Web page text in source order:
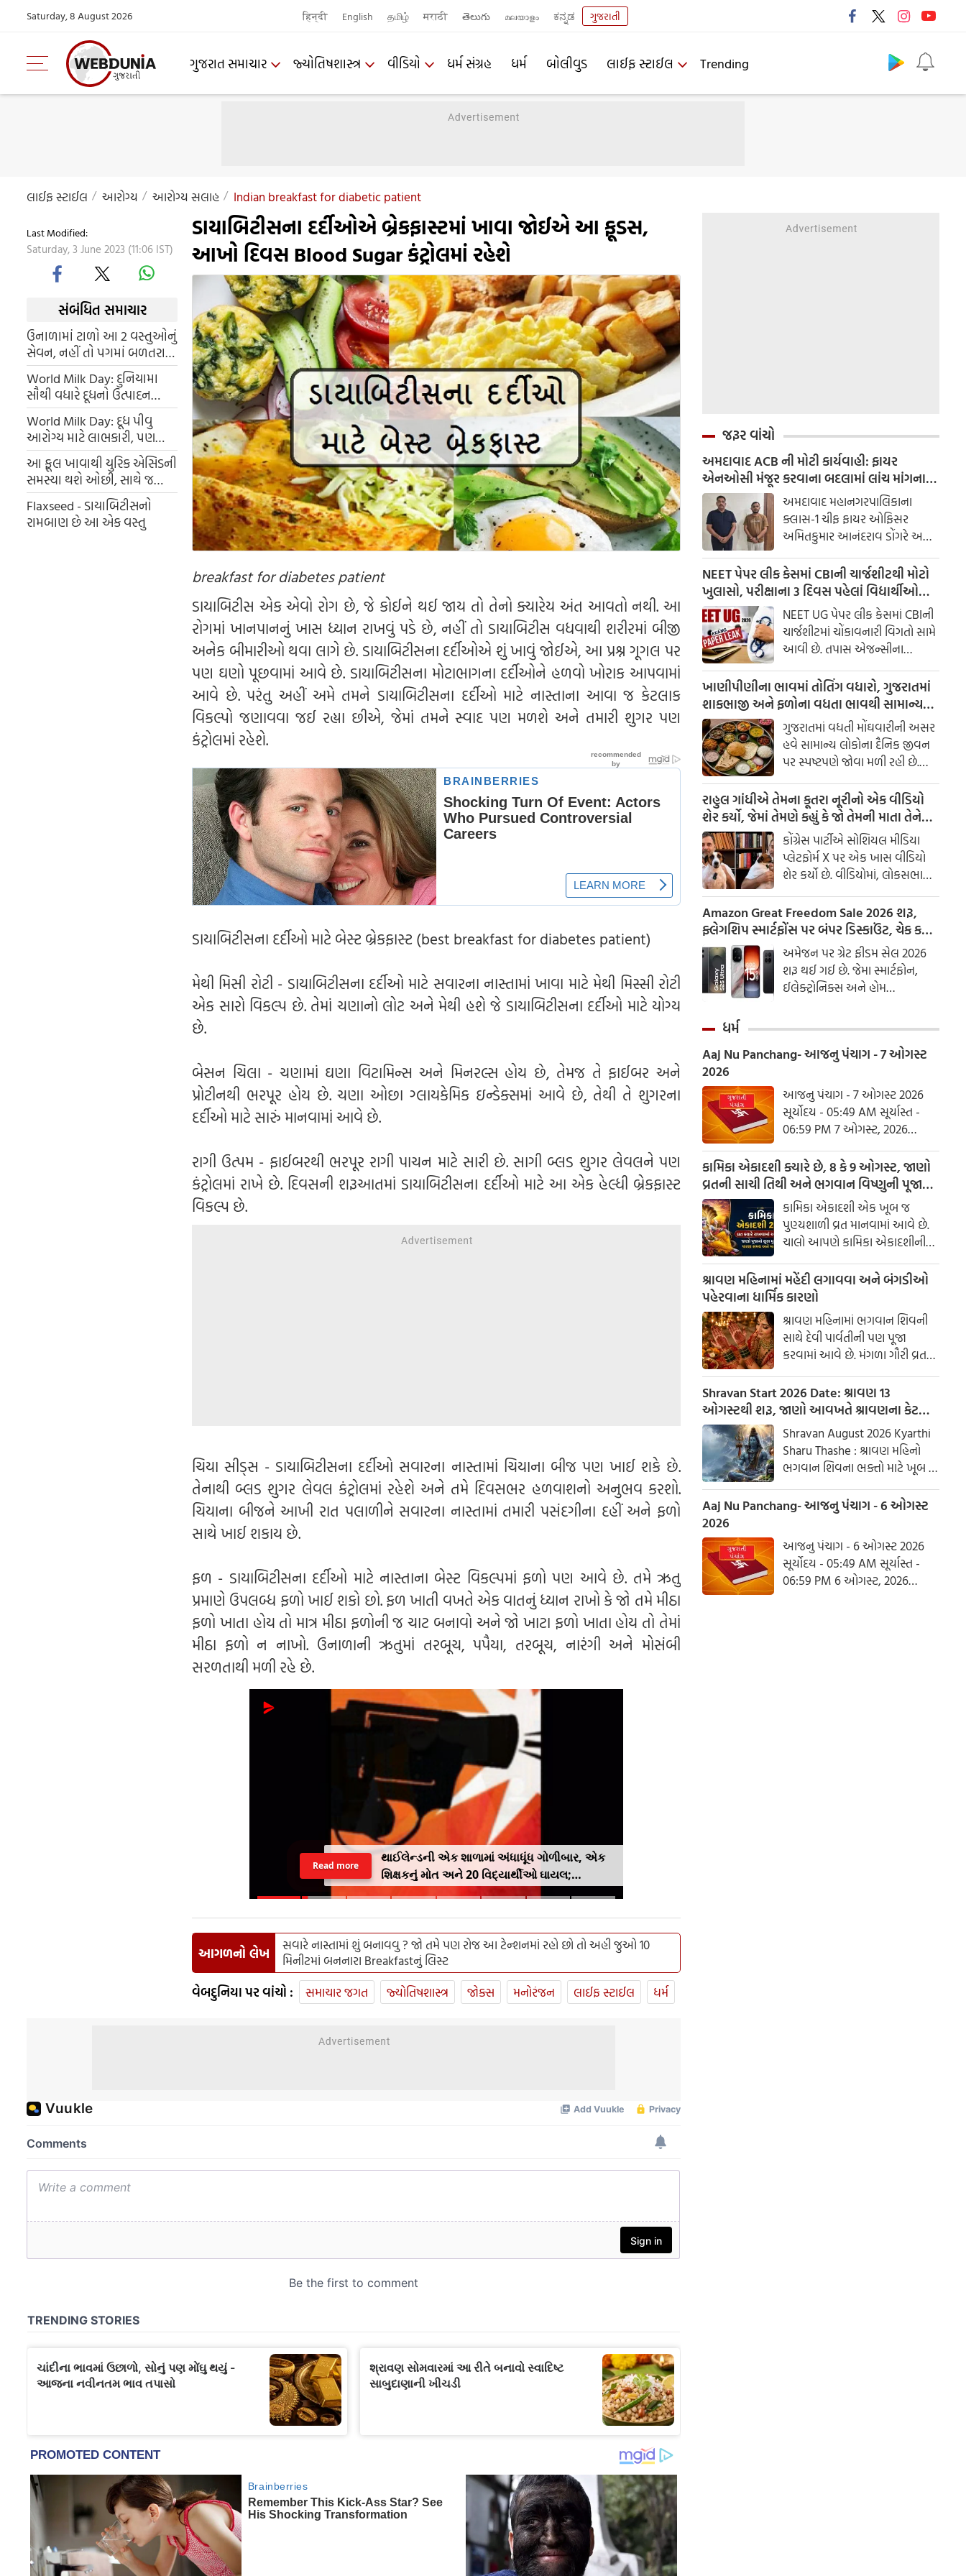
Saturday, 8 August 2026 हिन्दी English தமிழ் मराठी తెలుగు മലയാളം ಕನ್ನಡ ગુજરાતી
ગુજરાત સમાચાર જ્યોતિષશાસ્ત્ર વીડિયો ધર્મ સંગ્રહ ધર્મ બોલીવુડ લાઈફ સ્ટાઈલ Trending
લાઈફ સ્ટાઈલ આરોગ્ય આરોગ્ય સલાહ Indian breakfast for diabetic patient
Last Modified:
Saturday, 3 June 2023 (11:06 IST)
સંબંધિત સમાચાર
ઉનાળામાં ટાળો આ 2 વસ્તુઓનું
સેવન, નહીં તો પગમાં બળતરા
અને પેટમાં દુખાવાની સમસ્યાથી
રહેશો પરેશાન
World Milk Day: દુનિયામા
સૌથી વધારે દૂધનો ઉત્પાદન
ભારતમાં, 23% ભાગ પર કબ્જો
World Milk Day: દૂધ પીવુ
આરોગ્ય માટે લાભકારી, પણ
ભૂલથી પણ ન પીશો કાચુ દૂધ
આ ફૂલ ખાવાથી યુરિક એસિડની
સમસ્યા થશે ઓછી, સાથે જ
કિડનીની સફાઈ સાથે જ બહાર
કરી નાખશે પ્યુરિન
Flaxseed - ડાયાબિટીસનો
રામબાણ છે આ એક વસ્તુ
ડાયાબિટીસના દર્દીઓએ બ્રેકફાસ્ટમાં ખાવા જોઈએ આ ફૂડસ,
આખો દિવસ Blood Sugar કંટ્રોલમાં રહેશે
breakfast for diabetes patient
ડાયાબિટીસ એક એવો રોગ છે, જે કોઈને થઈ જાય તો તેનો ક્યારેય અંત આવતો નથી. આ
રોગમાં ખાનપાનનું ખાસ ધ્યાન રાખવું પડે છે, નહીં તો ડાયાબિટીસ વધવાથી શરીરમાં બીજી
અનેક બીમારીઓ થવા લાગે છે. ડાયાબિટીસના દર્દીઓએ શું ખાવું જોઈએ, આ પ્રશ્ન ગૂગલ પર
પણ ઘણો પૂછવામાં આવે છે. ડાયાબિટીસના મોટાભાગના દર્દીઓને હળવો ખોરાક આપવામાં
આવે છે. પરંતુ અહીં અમે તમને ડાયાબિટીસના દર્દીઓ માટે નાસ્તાના આવા જ કેટલાક
વિકલ્પો જણાવવા જઈ રહ્યા છીએ, જેમાં તમને સ્વાદ પણ મળશે અને તમારી શુગર પણ
કંટ્રોલમાં રહેશે.
ડાયાબિટીસના દર્દીઓ માટે બેસ્ટ બ્રેકફાસ્ટ (best breakfast for diabetes patient)
મેથી મિસી રોટી - ડાયાબિટીસના દર્દીઓ માટે સવારના નાસ્તામાં ખાવા માટે મેથી મિસ્સી રોટી
એક સારો વિકલ્પ છે. તેમાં ચણાનો લોટ અને મેથી હશે જે ડાયાબિટીસના દર્દીઓ માટે યોગ્ય
છે.
બેસન ચિલા - ચણામાં ઘણા વિટામિન્સ અને મિનરલ્સ હોય છે, તેમજ તે ફાઈબર અને
પ્રોટીનથી ભરપૂર હોય છે. ચણા ઓછા ગ્લાયકેમિક ઇન્ડેક્સમાં આવે છે, તેથી તે શુગરના
દર્દીઓ માટે સારું માનવામાં આવે છે.
રાગી ઉત્પમ - ફાઈબરથી ભરપૂર રાગી પાચન માટે સારી છે. સાગી બ્લડ શુગર લેવલને પણ
કંટ્રોલમાં રાખે છે. દિવસની શરૂઆતમાં ડાયાબિટીસના દર્દીઓ માટે આ એક હેલ્ધી બ્રેકફાસ્ટ
વિકલ્પ છે.
ચિયા સીડ્સ - ડાયાબિટીસના દર્દીઓ સવારના નાસ્તામાં ચિયાના બીજ પણ ખાઈ શકે છે.
તેનાથી બ્લડ શુગર લેવલ કંટ્રોલમાં રહેશે અને તમે દિવસભર હળવાશનો અનુભવ કરશો.
ચિયાના બીજને આખી રાત પલાળીને સવારના નાસ્તામાં તમારી પસંદગીના દહીં અને ફળો
સાથે ખાઈ શકાય છે.
ફળ - ડાયાબિટીસના દર્દીઓ માટે નાસ્તાના બેસ્ટ વિકલ્પમાં ફળો પણ આવે છે. તમે ઋતુ
પ્રમાણે ઉપલબ્ધ ફળો ખાઈ શકો છો. ફળ ખાતી વખતે એક વાતનું ધ્યાન રાખો કે જો તમે મીઠા
ફળો ખાતા હોય તો માત્ર મીઠા ફળોની જ ચાટ બનાવો અને જો ખાટા ફળો ખાતા હોય તો તેમાં
મીઠા ફળો ન નાખો. ઉનાળાની ઋતુમાં તરબૂચ, પપૈયા, તરબૂચ, નારંગી અને મોસંબી
સરળતાથી મળી રહે છે.
થાઈલેન્ડની એક શાળામાં અંધાધૂંધ ગોળીબાર, એક
શિક્ષકનું મોત અને 20 વિદ્યાર્થીઓ ઘાયલ;
વિદ્યાર્થીએ આતંક ફેલાવ્યો
Read more
આગળનો લેખ
સવારે નાસ્તામાં શું બનાવવુ ? જો તમે પણ રોજ આ ટેન્શનમાં રહો છો તો અહી જુઓ 10
મિનીટમાં બનનારા Breakfastનું લિસ્ટ
વેબદુનિયા પર વાંચો : સમાચાર જગત જ્યોતિષશાસ્ત્ર જોક્સ મનોરંજન લાઈફ સ્ટાઈલ ધર્મ
જરૂર વાંચો
અમદાવાદ ACB ની મોટી કાર્યવાહી: ફાયર
એનઓસી મંજૂર કરવાના બદલામાં લાંચ માંગનાર
ચીફ ફાયર ઓફિસર સામે ગુનો દાખલ
અમદાવાદ મહાનગરપાલિકાના
ક્લાસ-1 ચીફ ફાયર ઓફિસર
અમિતકુમાર આનંદરાવ ડોંગરે અને
તેમના વતી લાંચ લેનાર એક ખાનગી
વ્યક્તિ ભાવસિંહ ઝાલાને લાંચ
રુશ્વત વિરોધી બ્યુરો (ACB) દ્વારા ટ્રેપ
ગોઠવીને રંગેહાથ ઝડપી લેવામાં
આવ્યા છે.
NEET પેપર લીક કેસમાં CBIની ચાર્જશીટથી મોટો
ખુલાસો, પરીક્ષાના 3 દિવસ પહેલાં વિદ્યાર્થીઓ
સુધી પહોંચ્યા હતા સવાલોNEET UG પેપર લીક કેસમાં CBIની
ચાર્જશીટમાં ચોંકાવનારી વિગતો સામે
આવી છે. તપાસ એજન્સીના
જણાવ્યા મુજબ, પરીક્ષાના લગભગ
ત્રણ દિવસ પહેલાં જ NEETના પ્રશ્નો
કેટલાક વિદ્યાર્થીઓ સુધી પહોંચાડી
દેવામાં આવ્યા હતા. આ માટે એક
સંગઠિત નેટવર્ક દ્વારા સમગ્ર ઘટનાને
અંજામ આપવામાં આવ્યો હોવાનો
તપાસમાં ખુલાસો થયો છે.
ખાણીપીણીના ભાવમાં તોતિંગ વધારો, ગુજરાતમાં
શાકભાજી અને ફળોના વધતા ભાવથી સામાન્ય
લોકો પર મોંઘવારીનો મારગુજરાતમાં વધતી મોંઘવારીની અસર
હવે સામાન્ય લોકોના દૈનિક જીવન
પર સ્પષ્ટપણે જોવા મળી રહી છે.
ખાસ કરીને શાકભાજી અને ફળોના
ભાવમાં વધારો થતાં ઘરનું બજેટ
ખોરવાઈ રહ્યું છે. રોજિંદા ભોજનમાં
ઉપયોગમાં આવતી વસ્તુઓ મોંઘી
બનતાં મધ્યમવર્ગીય અને સામાન્ય
પરિવારો માટે ઘરખર્ચનું સંચાલન
મુશ્કેલ બની રહ્યું છે.
રાહુલ ગાંધીએ તેમના કૂતરા નૂરીનો એક વીડિયો
શેર કર્યો, જેમાં તેમણે કહ્યું કે જો તેમની માતા તેને
જોશે તો તે નારાજ થશે, પણ તેઓ સંભાળી લેશે.
કોંગ્રેસ પાર્ટીએ સોશિયલ મીડિયા
પ્લેટફોર્મ X પર એક ખાસ વીડિયો
શેર કર્યો છે. વીડિયોમાં, લોકસભામાં
વિપક્ષના નેતા રાહુલ ગાંધી તેમની
માતા સોનિયા ગાંધીના પાલતુ કૂતરા,
નૂરી સાથે સમય વિતાવતા જોવા મળે
છે. વીડિયો દ્વારા, કોંગ્રેસ પાર્ટીએ
લોકોને મૂંગા પ્રાણીઓ પ્રત્યે પ્રેમ,
આદર અને કરુણા દર્શાવવાની
અપીલ કરી છે.
Amazon Great Freedom Sale 2026 શરૂ,
ફ્લેગશિપ સ્માર્ટફોંસ પર બંપર ડિસ્કાઉંટ, ચેક કરો
ઓફર
અમેજન પર ગ્રેટ ફીડમ સેલ 2026
શરૂ થઈ ગઈ છે. જેમા સ્માર્ટફોન,
ઈલેક્ટ્રોનિક્સ અને હોમ
ધર્મ
Aaj Nu Panchang- આજનુ પંચાગ - 7 ઓગસ્ટ
2026
આજનુ પંચાગ - 7 ઓગસ્ટ 2026
સૂર્યોદય - 05:49 AM સૂર્યાસ્ત -
06:59 PM 7 ઓગસ્ટ, 2026
શુક્રવાર આષાઢ વદ નોમ - વિક્રમ
સંવત 2082
કામિકા એકાદશી ક્યારે છે, 8 કે 9 ઓગસ્ટ, જાણો
વ્રતની સાચી તિથી અને ભગવાન વિષ્ણુની પૂજાનું
શુભ મુહૂર્ત
કામિકા એકાદશી એક ખૂબ જ
પુણ્યશાળી વ્રત માનવામાં આવે છે.
ચાલો આપણે કામિકા એકાદશીની
ચોક્કસ તારીખ અને આ દિવસે પૂજા
કરવાનો શુભ સમય જાણીએ.
શ્રાવણ મહિનામાં મહેંદી લગાવવા અને બંગડીઓ
પહેરવાના ધાર્મિક કારણો
શ્રાવણ મહિનામાં ભગવાન શિવની
સાથે દેવી પાર્વતીની પણ પૂજા
કરવામાં આવે છે. મંગળા ગૌરી વ્રત
અને હરિયાળી તીજ જેવા પ્રસંગોએ
મહેંદી લગાવવી અને લીલા રંગના
કપડાં પહેરવા એ પતિના લાંબા
માટે શુભ માનવામાં આવે છે.
આપણી પરંપરાઓમાં, સ્ત્રીઓને
પ્રકૃતિનું સ્વરૂપ માનવામાં આવે છે.
Shravan Start 2026 Date: શ્રાવણ 13
ઓગસ્ટથી શરૂ, જાણો આવખતે શ્રાવણના કેટલા
સોમવાર રહેશે
Shravan August 2026 Kyarthi
Sharu Thashe : શ્રાવણ મહિનો
ભગવાન શિવના ભક્તો માટે ખૂબ જ
ખાસ છે. આ મહિનામાં ભગવાન
શિવની પૂજા કરવાથી ઈચ્છાઓ
ઝડપથી પૂર્ણ થાય છે. ધાર્મિક
માન્યતાઓ અનુસાર, ભગવાન શિવે
આ મહિનામાં દેવી પાર્વતીને પોતાની
પત્ની તરીકે સ્વીકાર્યા હતા. ચાલો
જાણીએ કે આ વર્ષે શ્રાવણમાં કેટલા
Aaj Nu Panchang- આજનુ પંચાગ - 6 ઓગસ્ટ
2026
આજનુ પંચાગ - 6 ઓગસ્ટ 2026
સૂર્યોદય - 05:49 AM સૂર્યાસ્ત -
06:59 PM 6 ઓગસ્ટ, 2026